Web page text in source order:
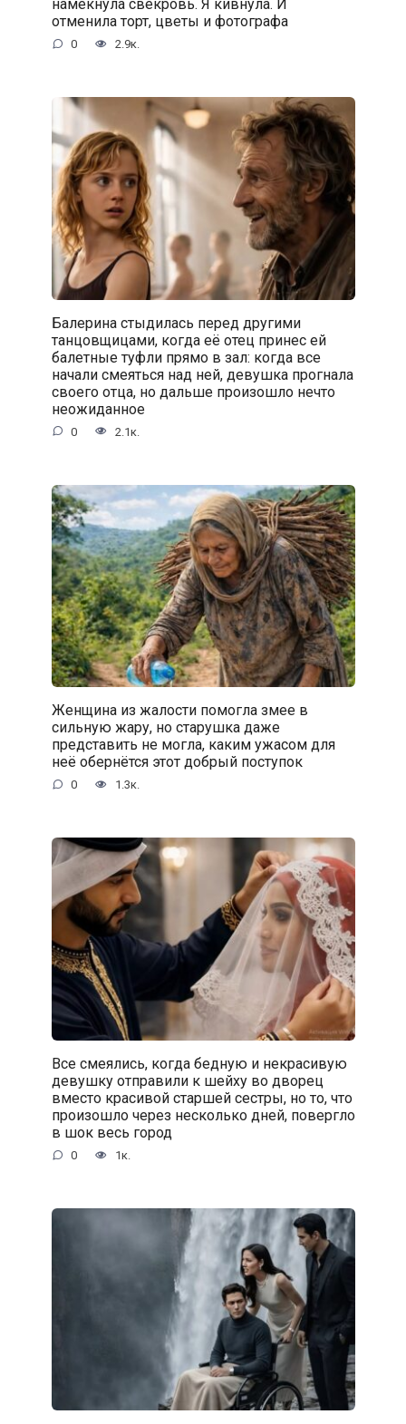
намекнула свекровь. Я кивнула. И
отменила торт, цветы и фотографа
0 2.9к.
Балерина стыдилась перед другими
танцовщицами, когда её отец принес ей
балетные туфли прямо в зал: когда все
начали смеяться над ней, девушка прогнала
своего отца, но дальше произошло нечто
неожиданное
0 2.1к.
Женщина из жалости помогла змее в
сильную жару, но старушка даже
представить не могла, каким ужасом для
неё обернётся этот добрый поступок
0 1.3к.
Все смеялись, когда бедную и некрасивую
девушку отправили к шейху во дворец
вместо красивой старшей сестры, но то, что
произошло через несколько дней, повергло
в шок весь город
0 1к.